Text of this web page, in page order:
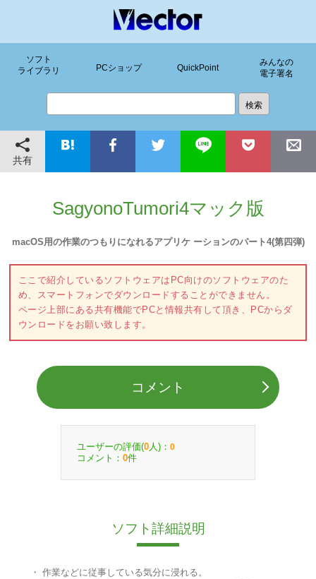
ソフト
ライブラリ
PCショップ QuickPoint
みんなの
電子署名
共有
SagyonoTumori4マック版
macOS用の作業のつもりになれるアプリケ ーションのパート4(第四弾)
ここで紹介しているソフトウェアはPC向けのソフトウェアのた
め、スマートフォンでダウンロードすることができません。
ページ上部にある共有機能でPCと情報共有して頂き、PCからダ
ウンロードをお願い致します。
コメント
ユーザーの評価(0 人)： 0
コメント： 0件
ソフト詳細説明
・ 作業などに従事している気分に浸れる。